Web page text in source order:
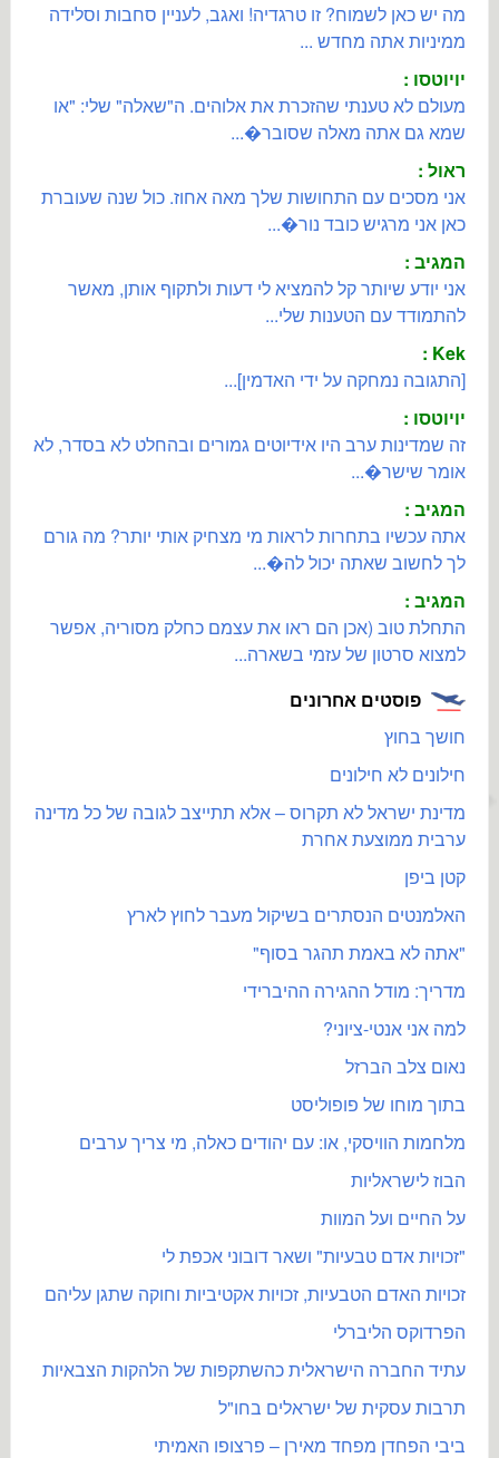
מה יש כאן לשמוח? זו טרגדיה! ואגב, לעניין סחבות וסלידה
ממיניות אתה מחדש ...
יויוטסו :
מעולם לא טענתי שהזכרת את אלוהים. ה"שאלה" שלי: "או
שמא גם אתה מאלה שסובר�...
ראול :
אני מסכים עם התחושות שלך מאה אחוז. כול שנה שעוברת
כאן אני מרגיש כובד נור�...
המגיב :
אני יודע שיותר קל להמציא לי דעות ולתקוף אותן, מאשר
להתמודד עם הטענות שלי...
Kek :
[התגובה נמחקה על ידי האדמין]...
יויוטסו :
זה שמדינות ערב היו אידיוטים גמורים ובהחלט לא בסדר, לא
אומר שישר�...
המגיב :
אתה עכשיו בתחרות לראות מי מצחיק אותי יותר? מה גורם
לך לחשוב שאתה יכול לה�...
המגיב :
התחלת טוב (אכן הם ראו את עצמם כחלק מסוריה, אפשר
למצוא סרטון של עזמי בשארה...
פוסטים אחרונים
חושך בחוץ
חילונים לא חילונים
מדינת ישראל לא תקרוס – אלא תתייצב לגובה של כל מדינה
ערבית ממוצעת אחרת
קטן ביפן
האלמנטים הנסתרים בשיקול מעבר לחוץ לארץ
"אתה לא באמת תהגר בסוף"
מדריך: מודל ההגירה ההיברידי
למה אני אנטי-ציוני?
נאום צלב הברזל
בתוך מוחו של פופוליסט
מלחמות הוויסקי, או: עם יהודים כאלה, מי צריך ערבים
הבוז לישראליות
על החיים ועל המוות
"זכויות אדם טבעיות" ושאר דובוני אכפת לי
זכויות האדם הטבעיות, זכויות אקטיביות וחוקה שתגן עליהם
הפרדוקס הליברלי
עתיד החברה הישראלית כהשתקפות של הלהקות הצבאיות
תרבות עסקית של ישראלים בחו"ל
ביבי הפחדן מפחד מאירן – פרצופו האמיתי